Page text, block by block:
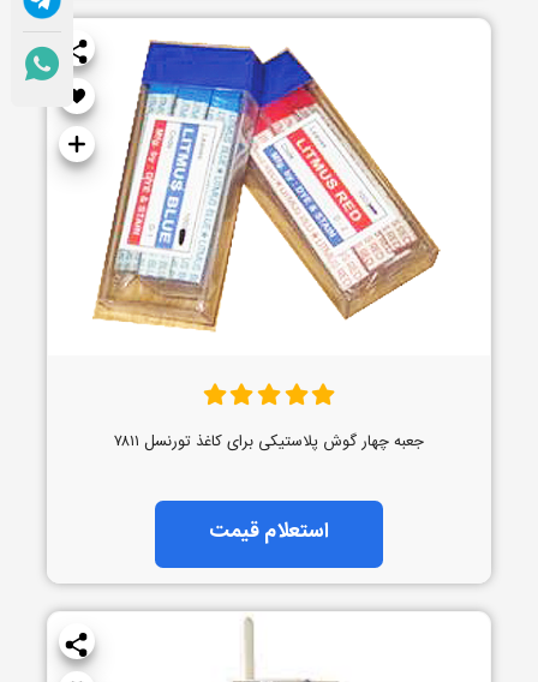
جعبه چهار گوش پلاستیکی برای کاغذ تورنسل ۷۸۱۱
استعلام قیمت